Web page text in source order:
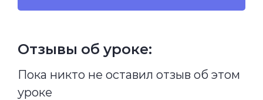
Отзывы об уроке:
Пока никто не оставил отзыв об этом
уроке